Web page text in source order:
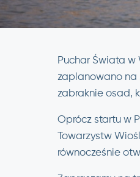
Puchar Świata
zaplanowano na
zabraknie osad,
Oprócz startu w
Towarzystw
równocześnie